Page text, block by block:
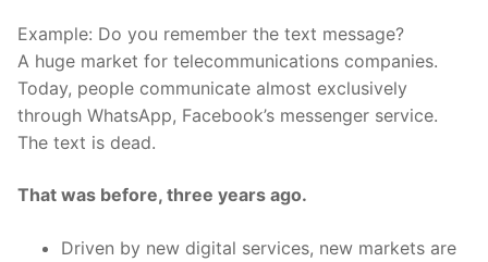
Example: Do you remember the text message?
A huge market for telecommunications companies.
Today, people communicate almost exclusively
through WhatsApp, Facebook’s messenger service.
The text is dead.
That was before, three years ago.
Driven by new digital services, new markets are